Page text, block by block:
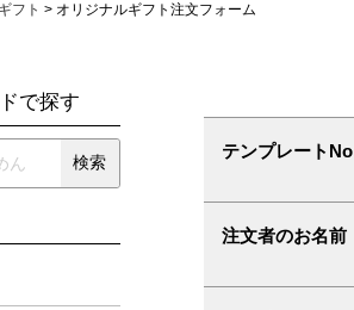
フト > オリジナルギフト注文フォーム
テンプレートNo
注文者のお名前
で探す